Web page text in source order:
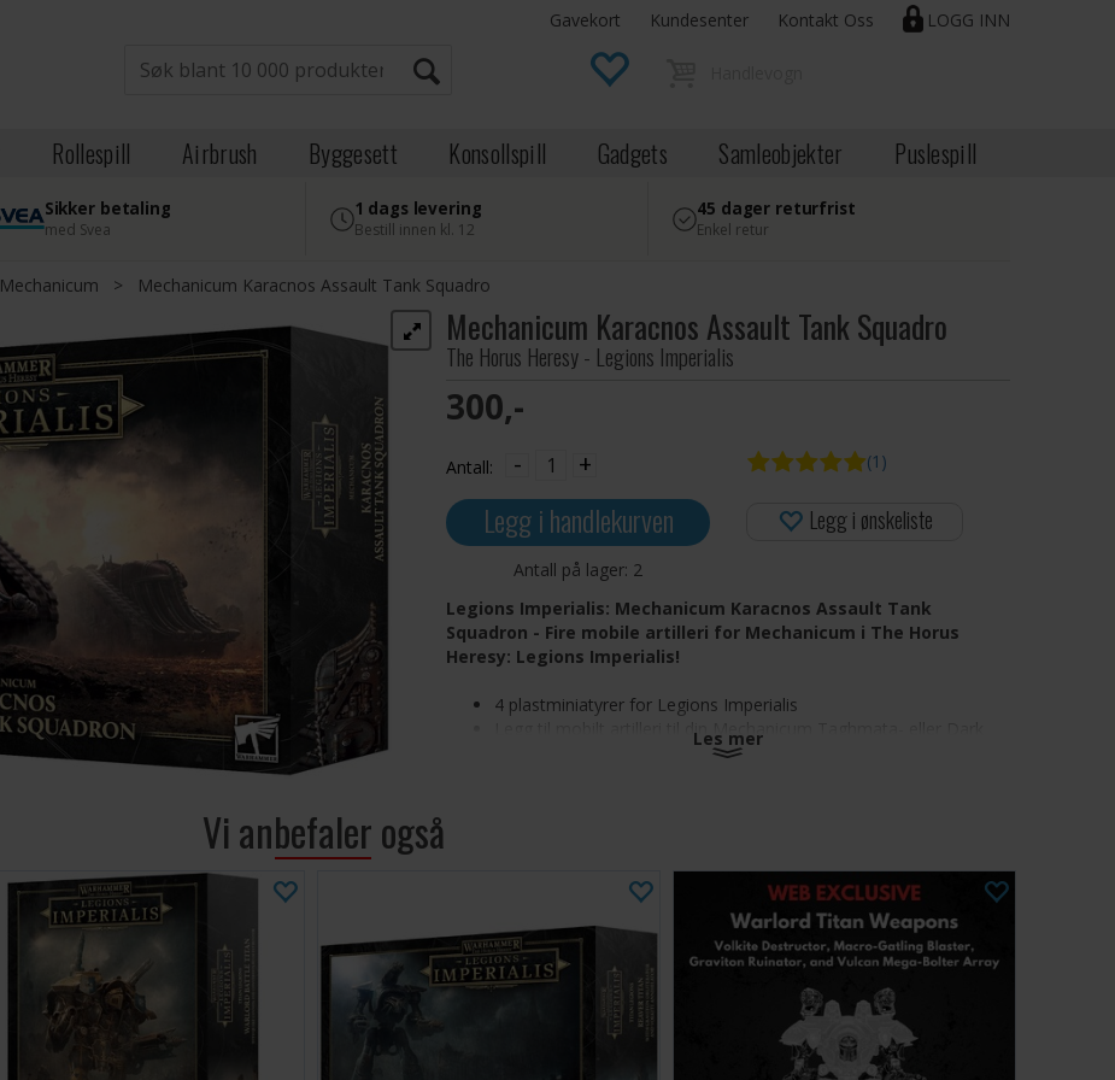
LOGG INN
Gavekort Kundesenter Kontakt Oss
Rollespill Airbrush Byggesett Konsollspill Gadgets Samleobjekter Puslespill
Sikker betaling
med Svea
1 dags levering
Bestill innen kl. 12
45 dager returfrist
Enkel retur
Mechanicum > Mechanicum Karacnos Assault Tank Squadro
Mechanicum Karacnos Assault Tank Squadro
The Horus Heresy - Legions Imperialis
300,-
Antall: - +
Legg i handlekurven
Antall på lager: 2
(1)
Legg i ønskeliste
Legions Imperialis: Mechanicum Karacnos Assault Tank
Squadron - Fire mobile artilleri for Mechanicum i The Horus
Heresy: Legions Imperialis!
4 plastminiatyrer for Legions Imperialis
Legg til mobilt artilleri til din Mechanicum Taghmata- eller Dark
Karacnos er en variant av Triaros Armoured Conveyor, men med
transportrommet erstattet av et lager med radiologiske bombekastere.
Sammen med lynlåser som kan målrettes uavhengig av hverandre,
fungerer Karacnos som en mobil artilleriplattform som kan nærme seg
fiendens kamplinje og tåle sjokkangrep for å levere sin dødelige last.
Dette plastsettet i flere deler bygger fire Karacnos-angrepstanker,
kraftig mobilt artilleri for Mechanicum- eller Dark Mechanicum-hærene
Les mer
Vi anbefaler også